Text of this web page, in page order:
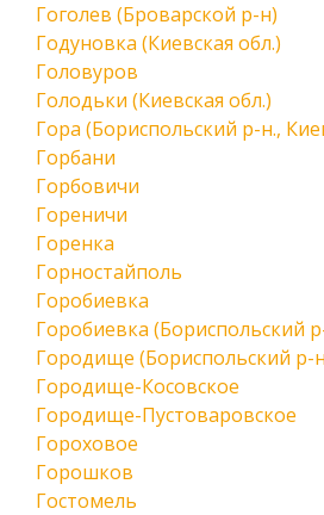
Гоголев (Броварской р-н)
Годуновка (Киевская обл.)
Головуров
Голодьки (Киевская обл.)
Гора (Бориспольский р-н.,
Горбани
Горбовичи
Гореничи
Горенка
Горностайполь
Горобиевка
Горобиевка (Бориспольский
Городище (Бориспольский р-
Городище-Косовское
Городище-Пустоваровское
Гороховое
Горошков
Гостомель